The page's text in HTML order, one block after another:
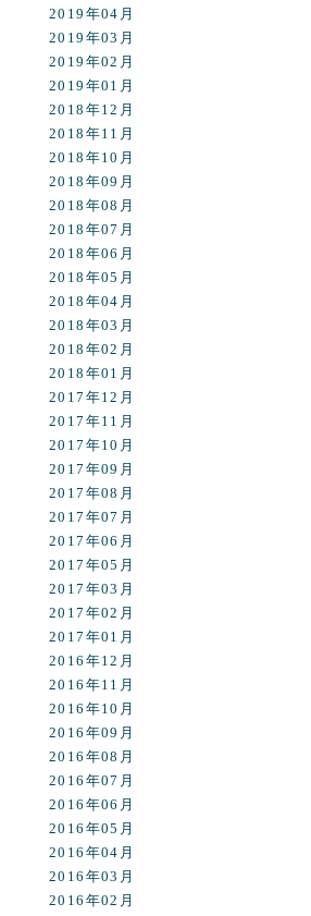
2019年04月
2019年03月
2019年02月
2019年01月
2018年12月
2018年11月
2018年10月
2018年09月
2018年08月
2018年07月
2018年06月
2018年05月
2018年04月
2018年03月
2018年02月
2018年01月
2017年12月
2017年11月
2017年10月
2017年09月
2017年08月
2017年07月
2017年06月
2017年05月
2017年03月
2017年02月
2017年01月
2016年12月
2016年11月
2016年10月
2016年09月
2016年08月
2016年07月
2016年06月
2016年05月
2016年04月
2016年03月
2016年02月